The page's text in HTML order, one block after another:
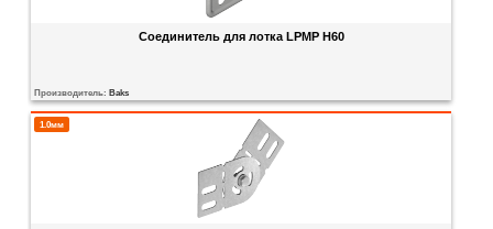
Соединитель для лотка LPMP H60
Производитель: Baks
1.0мм